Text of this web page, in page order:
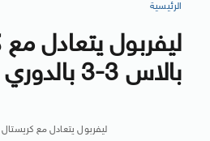
الرئيسية
ليفربول يتعادل
بالاس 3-3 بالدوري الإنجليزي